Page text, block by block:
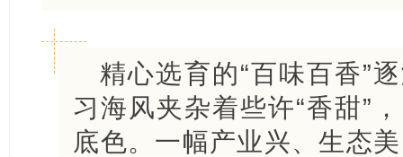
精心选育的“百味百香”
习海风夹杂着些许“香甜”
底色。一幅产业兴、生态